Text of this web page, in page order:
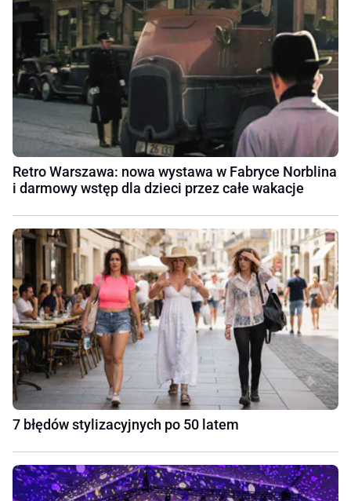
Retro Warszawa: nowa wystawa w Fabryce Norblina
i darmowy wstęp dla dzieci przez całe wakacje
7 błędów stylizacyjnych po 50 latem